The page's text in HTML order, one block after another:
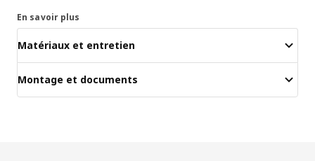
En savoir plus
Matériaux et entretien
Montage et documents